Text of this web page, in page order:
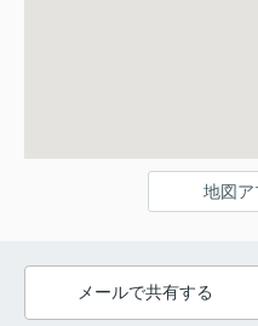
地図ア
メールで共有する